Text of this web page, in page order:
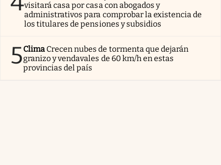
visitará casa por casa con abogados y
administrativos para comprobar la existencia de
los titulares de pensiones y subsidios
5Clima Crecen nubes de tormenta que dejarán
granizo y vendavales de 60 km/h en estas
provincias del país